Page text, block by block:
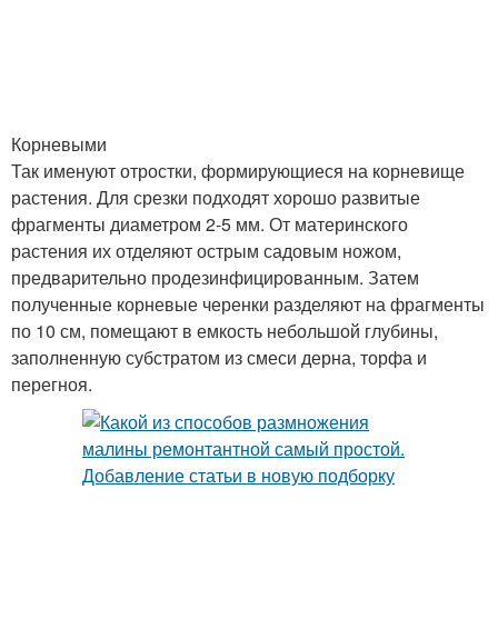
Корневыми
Так именуют отростки, формирующиеся на корневище
растения. Для срезки подходят хорошо развитые
фрагменты диаметром 2-5 мм. От материнского
растения их отделяют острым садовым ножом,
предварительно продезинфицированным. Затем
полученные корневые черенки разделяют на фрагменты
по 10 см, помещают в емкость небольшой глубины,
заполненную субстратом из смеси дерна, торфа и
перегноя.